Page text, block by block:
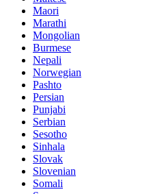
Maori
Marathi
Mongolian
Burmese
Nepali
Norwegian
Pashto
Persian
Punjabi
Serbian
Sesotho
Sinhala
Slovak
Slovenian
Somali